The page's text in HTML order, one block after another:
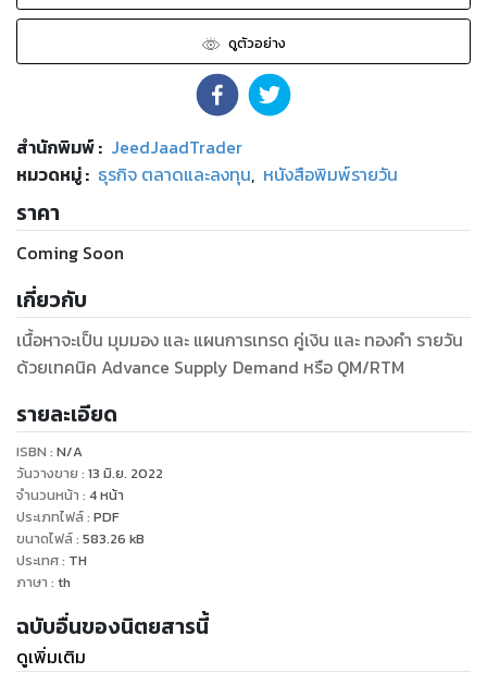
ดูตัวอย่าง
สำนักพิมพ์: JeedJaadTrader
หมวดหมู่: ธุรกิจ ตลาดและลงทุน, หนังสือพิมพ์รายวัน
ราคา
Coming Soon
เกี่ยวกับ
เนื้อหาจะเป็น มุมมอง และ แผนการเทรด คู่เงิน และ ทองคำ รายวัน
ด้วยเทคนิค Advance Supply Demand หรือ QM/RTM
รายละเอียด
ISBN : N/A
วันวางขาย : 13 มิ.ย. 2022
จำนวนหน้า : 4หน้า
ประเภทไฟล์: PDF
ขนาดไฟล์: 583.26 kB
ประเทศ: TH
ภาษา : th
ฉบับอื่นของนิตยสารนี้
ดูเพิ่มเติม